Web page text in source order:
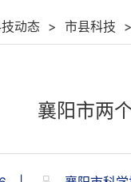
动态 > 市县科技 >
襄阳市两